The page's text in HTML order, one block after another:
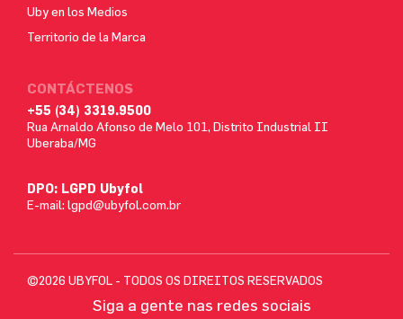
Uby en los Medios
Territorio de la Marca
CONTÁCTENOS
+55 (34) 3319.9500
Rua Arnaldo Afonso de Melo 101, Distrito Industrial II
Uberaba/MG
DPO: LGPD Ubyfol
E-mail: lgpd@ubyfol.com.br
©2026 UBYFOL - TODOS OS DIREITOS RESERVADOS
Siga a gente nas redes sociais